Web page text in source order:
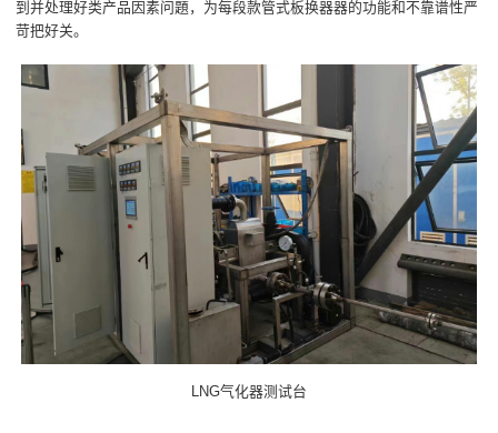
到并处理好类产品因素问題，为每段款管式板换器器的功能和不靠谱性严
苛把好关。
LNG气化器测试台